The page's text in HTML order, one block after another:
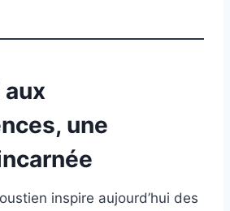
aux
une
inspire aujourd’hui des